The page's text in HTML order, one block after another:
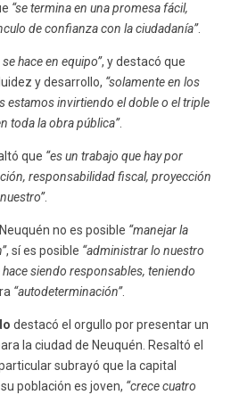
“se termina en una promesa fácil,
de confianza con la ciudadanía”.
se hace en equipo”, y destacó que
y desarrollo, “solamente en los
estamos invirtiendo el doble o el triple
toda la obra pública”.
que “es un trabajo que hay por
responsabilidad fiscal, proyección
.
no es posible “manejar la
, sí es posible “administrar lo nuestro
siendo responsables, teniendo
“autodeterminación”.
destacó el orgullo por presentar un
la ciudad de Neuquén. Resaltó el
subrayó que la capital
población es joven, “crece cuatro